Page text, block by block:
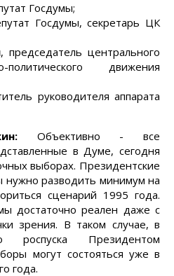
Госдумы;
Госдумы, секретарь ЦК
, председатель центрального
движения
руководителя аппарата
Объективно - все
в Думе, сегодня
выборах. Президентские
нужно разводить минимум на
сценарий 1995 года.
достаточно реален даже с
зрения. В таком случае, в
роспуска Президентом
могут состояться уже в
года.